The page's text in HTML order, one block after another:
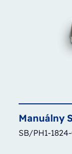
Manuálny
SB/PH1-